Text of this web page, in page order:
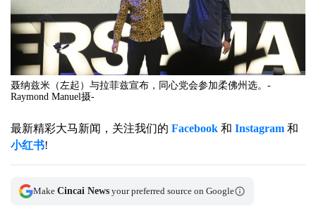
聂纳兹米（左起）与拉菲兹宣布，同心党会参加柔佛州选。-
Raymond Manuel摄-
最新精彩大马新闻，关注我们的 Facebook 和 Instagram 和
小红书!
Make Cincai News your preferred source on Google